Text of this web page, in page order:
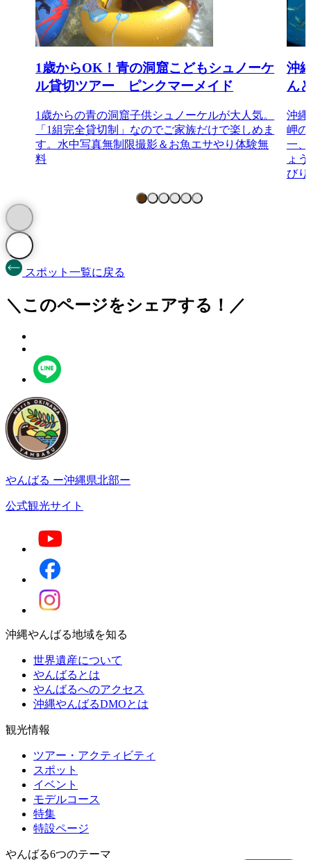
1歳からOK！青の洞窟こどもシュノーケ
ル貸切ツアー ピンクマーメイド
1歳からの青の洞窟子供シュノーケルが大人気。
「1組完全貸切制」なのでご家族だけで楽しめま
す。水中写真無制限撮影＆お魚エサやり体験無
料
沖
ん
沖
岬
一
ょ
び
スポット一覧に戻る
＼このページをシェアする！／
やんばる ー沖縄県北部ー
公式観光サイト
沖縄やんばる地域を知る
世界遺産について
やんばるとは
やんばるへのアクセス
沖縄やんばるDMOとは
観光情報
ツアー・アクティビティ
スポット
イベント
モデルコース
特集
特設ページ
やんばる6つのテーマ